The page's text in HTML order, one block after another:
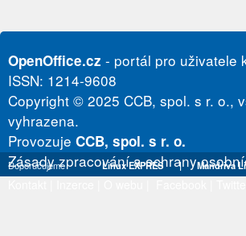
OpenOffice.cz - portál pro uživatele
ISSN: 1214-9608
Copyright © 2025 CCB, spol. s r. o.,
vyhrazena.
Provozuje CCB, spol. s r. o.
Zásady zpracování a ochrany
Doporučujeme Linux EXPRES | Mandriva